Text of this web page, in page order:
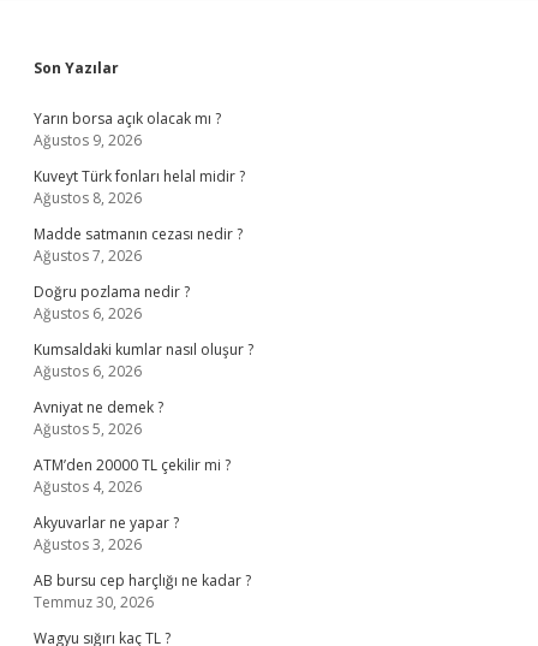
Sidebar
Son Yazılar
Yarın borsa açık olacak mı ?
Ağustos 9, 2026
Kuveyt Türk fonları helal midir ?
Ağustos 8, 2026
Madde satmanın cezası nedir ?
Ağustos 7, 2026
Doğru pozlama nedir ?
Ağustos 6, 2026
Kumsaldaki kumlar nasıl oluşur ?
Ağustos 6, 2026
Avniyat ne demek ?
Ağustos 5, 2026
ATM’den 20000 TL çekilir mi ?
Ağustos 4, 2026
Akyuvarlar ne yapar ?
Ağustos 3, 2026
AB bursu cep harçlığı ne kadar ?
Temmuz 30, 2026
Wagyu sığırı kaç TL ?